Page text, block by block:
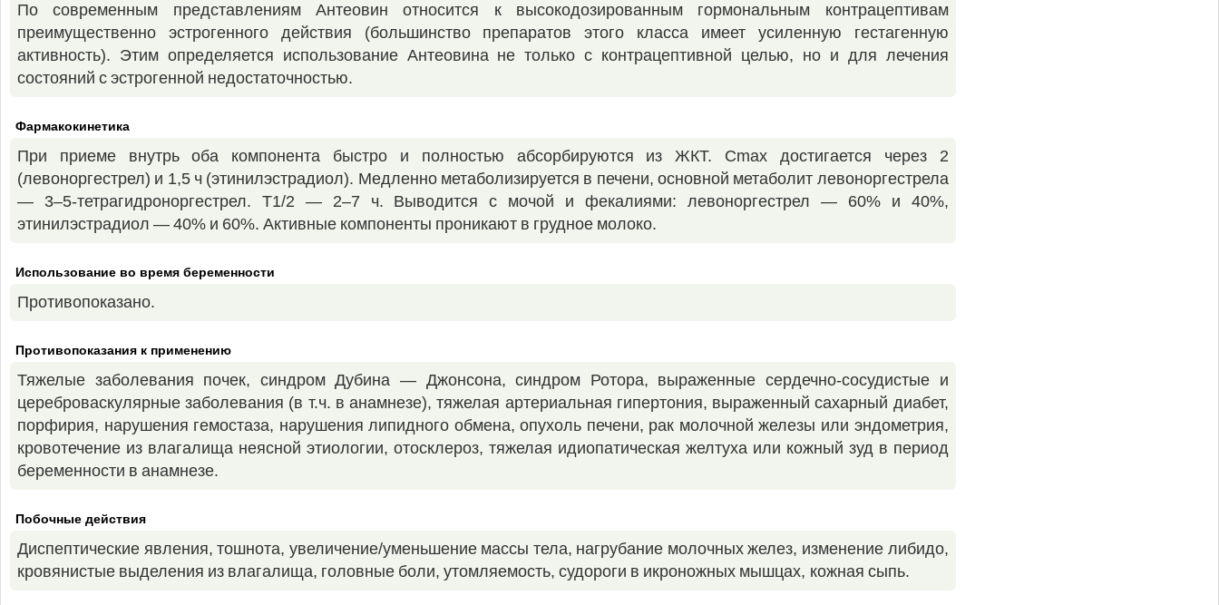
По современным представлениям Антеовин относится к высокодозированным гормональным контрацептивам
преимущественно эстрогенного действия (большинство препаратов этого класса имеет усиленную гестагенную
активность). Этим определяется использование Антеовина не только с контрацептивной целью, но и для лечения
состояний с эстрогенной недостаточностью.
Фармакокинетика
При приеме внутрь оба компонента быстро и полностью абсорбируются из ЖКТ. Cmax достигается через 2
(левоноргестрел) и 1,5 ч (этинилэстрадиол). Медленно метаболизируется в печени, основной метаболит левоноргестрела
— 3–5-тетрагидроноргестрел. T1/2 — 2–7 ч. Выводится с мочой и фекалиями: левоноргестрел — 60% и 40%,
этинилэстрадиол — 40% и 60%. Активные компоненты проникают в грудное молоко.
Использование во время беременности
Противопоказано.
Противопоказания к применению
Тяжелые заболевания почек, синдром Дубина — Джонсона, синдром Ротора, выраженные сердечно-сосудистые и
цереброваскулярные заболевания (в т.ч. в анамнезе), тяжелая артериальная гипертония, выраженный сахарный диабет,
порфирия, нарушения гемостаза, нарушения липидного обмена, опухоль печени, рак молочной железы или эндометрия,
кровотечение из влагалища неясной этиологии, отосклероз, тяжелая идиопатическая желтуха или кожный зуд в период
беременности в анамнезе.
Побочные действия
Диспептические явления, тошнота, увеличение/уменьшение массы тела, нагрубание молочных желез, изменение либидо,
кровянистые выделения из влагалища, головные боли, утомляемость, судороги в икроножных мышцах, кожная сыпь.